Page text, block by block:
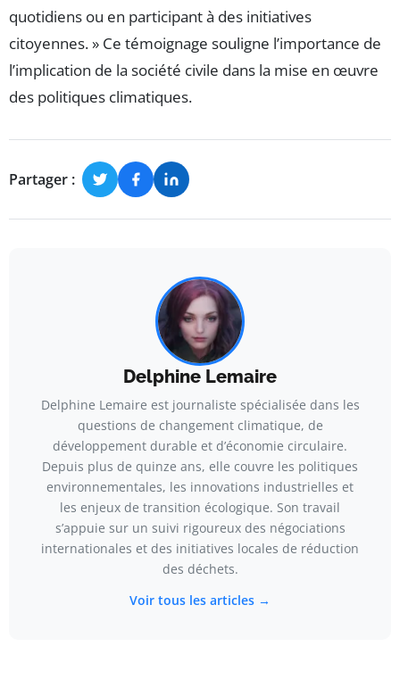
quotidiens ou en participant à des initiatives
citoyennes. » Ce témoignage souligne l’importance de
l’implication de la société civile dans la mise en œuvre
des politiques climatiques.
Partager :
Delphine Lemaire
Delphine Lemaire est journaliste spécialisée dans les
questions de changement climatique, de
développement durable et d’économie circulaire.
Depuis plus de quinze ans, elle couvre les politiques
environnementales, les innovations industrielles et
les enjeux de transition écologique. Son travail
s’appuie sur un suivi rigoureux des négociations
internationales et des initiatives locales de réduction
des déchets.
Voir tous les articles →